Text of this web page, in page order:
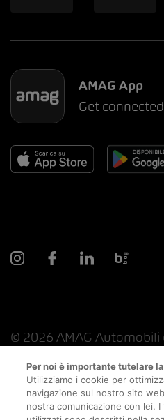
AMAG App
Get
© 2026 AMAG Automobili
Protezione dei dati
Per noi è importante tutelare
Utilizziamo i cookie per
navigazione sul nostro sito
nostra comunicazione con lei.